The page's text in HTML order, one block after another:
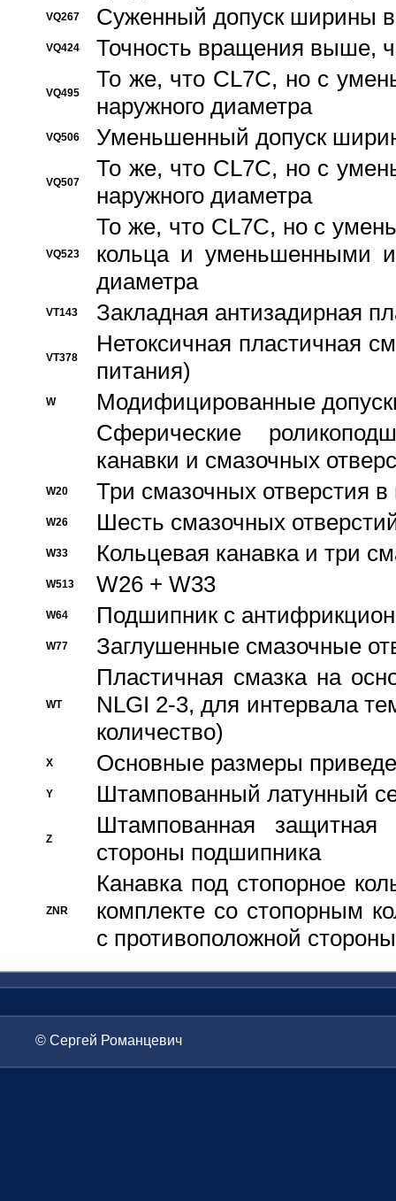
VQ267 Суженный допуск ширины
VQ424 Точность вращения выше,
VQ495
То же, что CL7C, но с
наружного диаметра
VQ506 Уменьшенный допуск
VQ507
То же, что CL7C, но с
наружного диаметра
VQ523
То же, что CL7C, но с
кольца и уменьшенными
диаметра
VT143 Закладная антизадирная
VT378
Нетоксичная пластичная
питания)
W
Модифицированные
Сферические
канавки и смазочных
W20 Три смазочных отверстия
W26 Шесть смазочных
W33 Кольцевая канавка и три
W513 W26 + W33
W64 Подшипник с
W77 Заглушенные смазочные
WT
Пластичная смазка на
NLGI 2-3, для интервала
количество)
X Основные размеры
Y Штампованный латунный
Z
Штампованная
стороны подшипника
ZNR
Канавка под стопорное
комплекте со стопорным
с противоположной стороны
© Сергей Романцевич